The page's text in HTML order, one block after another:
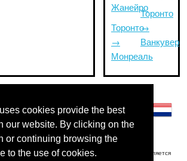
cookies provide the best
our website. By clicking on the
or continuing browsing the
to the use of cookies.
Жанейро
Торонто
→
Монреаль
Торонто
→
Ванкувер
Информация, отображаемая на этом сайте, является